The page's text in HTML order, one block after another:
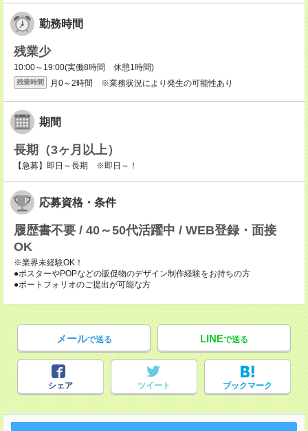
勤務時間
残業少
10:00～19:00(実働8時間 休憩1時間)
残業時間 月0～2時間 ※業務状況により発生の可能性あり
期間
長期（3ヶ月以上）
【急募】即日～長期 ※即日～！
応募資格・条件
履歴書不要 / 40～50代活躍中 / WEB登録・面接
OK
※業界未経験OK！
●ポスターやPOPなどの販促物のデザイン制作経験をお持ちの方
●ポートフォリオのご提出が可能な方
メールで送る LINEで送る
シェア ツイート ブックマーク